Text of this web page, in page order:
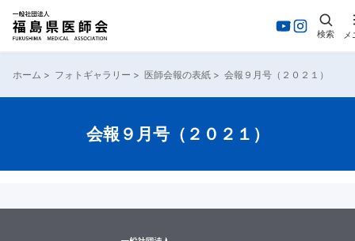
検索 メ
ホーム > フォトギャラリー > 医師会報の表紙 > 会報９月号（２０２１）
会報９月号（２０２１）